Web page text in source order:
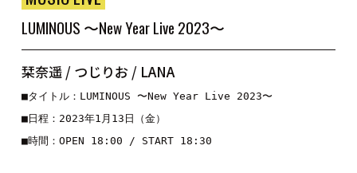
LUMINOUS 〜New Year Live 2023〜
栞奈遥 / つじりお / LANA
■タイトル：LUMINOUS 〜New Year Live 2023〜
■日程：2023年1月13日（金）
■時間：OPEN 18:00 / START 18:30